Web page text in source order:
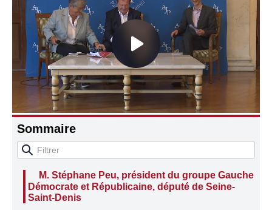
Sommaire
M. Stéphane Peu, président du groupe Gauche
Démocrate et Républicaine, député de Seine-
Saint-Denis